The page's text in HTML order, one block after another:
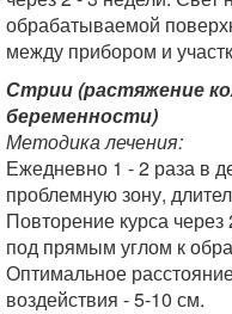
обрабатываемой
между прибором и
Стрии (растяжение
беременности)
Методика лечения:
Ежедневно 1 - 2 раза в
проблемную зону,
Повторение курса
под прямым углом к
Оптимальное
воздействия - 5-10 см.